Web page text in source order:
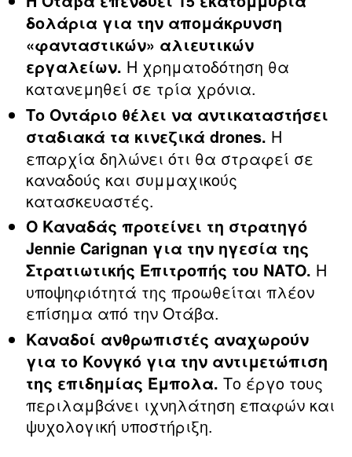
δολάρια για την απομάκρυνση
«φανταστικών» αλιευτικών
εργαλείων. Η χρηματοδότηση θα
κατανεμηθεί σε τρία χρόνια.
Το Οντάριο θέλει να αντικαταστήσει
σταδιακά τα κινεζικά drones. Η
επαρχία δηλώνει ότι θα στραφεί σε
καναδούς και συμμαχικούς
κατασκευαστές.
Ο Καναδάς προτείνει τη στρατηγό
Jennie Carignan για την ηγεσία της
Στρατιωτικής Επιτροπής του ΝΑΤΟ. Η
υποψηφιότητά της προωθείται πλέον
επίσημα από την Οτάβα.
Καναδοί ανθρωπιστές αναχωρούν
για το Κονγκό για την αντιμετώπιση
της επιδημίας Έμπολα. Το έργο τους
περιλαμβάνει ιχνηλάτηση επαφών και
ψυχολογική υποστήριξη.